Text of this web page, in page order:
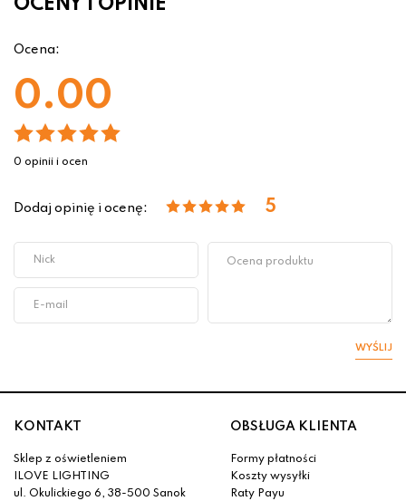
OCENY I OPINIE
Ocena:
0.00
0 opinii i ocen
Dodaj opinię i ocenę: 5
WYŚLIJ
KONTAKT
Sklep z oświetleniem
ILOVE LIGHTING
ul. Okulickiego 6, 38-500 Sanok
OBSŁUGA KLIENTA
Formy płatności
Koszty wysyłki
Raty Payu